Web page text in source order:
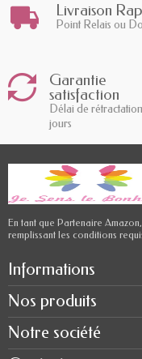
Livraison
Point Relais ou
Garantie
satisfaction
Délai de
jours
En tant que Partenaire
remplissant les conditions
Informations
Nos produits
Notre société